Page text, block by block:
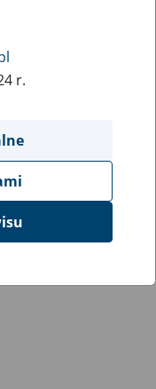
programu.
Płatnik na
bazy danych.
programu Płatnik
r.